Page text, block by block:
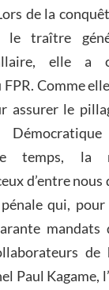
de la
le traître
elle a
Comme
assurer le
temps, la
d’entre
qui,
mandats
de
Paul Kagame,